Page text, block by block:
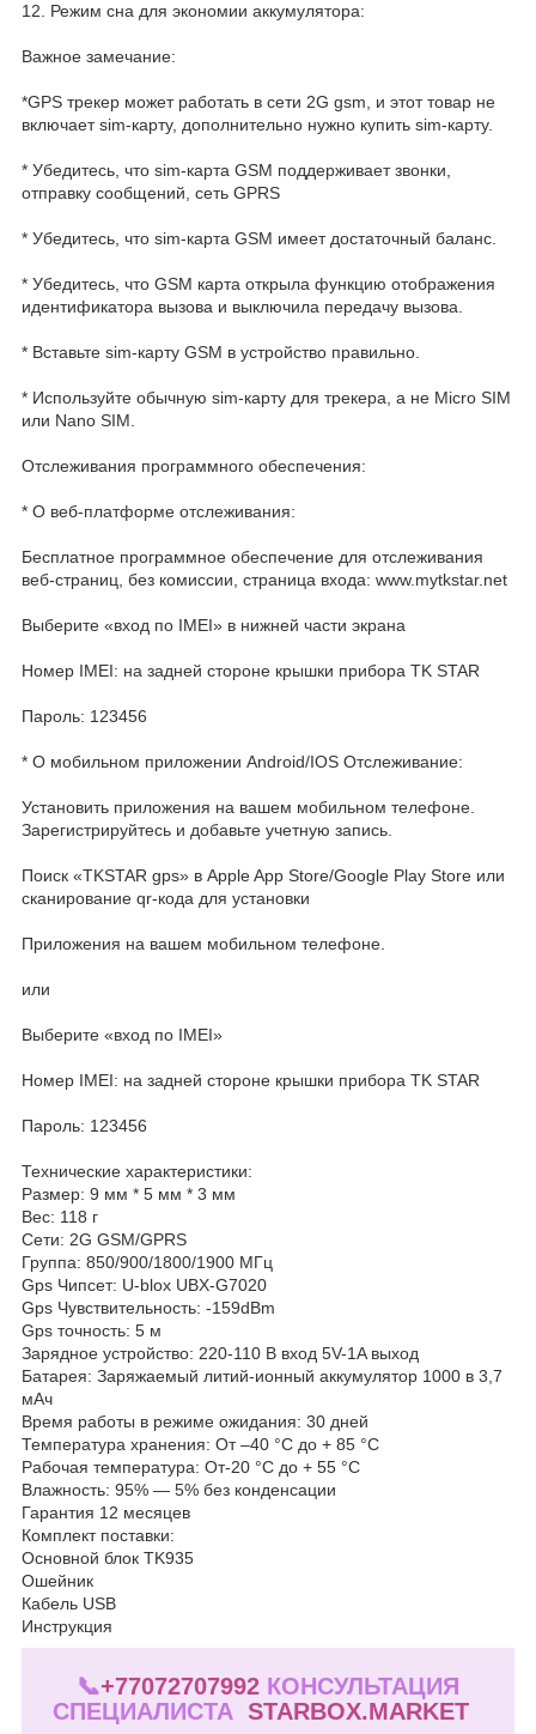
12. Режим сна для экономии аккумулятора:
Важное замечание:
*GPS трекер может работать в сети 2G gsm, и этот товар не
включает sim-карту, дополнительно нужно купить sim-карту.
* Убедитесь, что sim-карта GSM поддерживает звонки,
отправку сообщений, сеть GPRS
* Убедитесь, что sim-карта GSM имеет достаточный баланс.
* Убедитесь, что GSM карта открыла функцию отображения
идентификатора вызова и выключила передачу вызова.
* Вставьте sim-карту GSM в устройство правильно.
* Используйте обычную sim-карту для трекера, а не Micro SIM
или Nano SIM.
Отслеживания программного обеспечения:
* О веб-платформе отслеживания:
Бесплатное программное обеспечение для отслеживания
веб-страниц, без комиссии, страница входа: www.mytkstar.net
Выберите «вход по IMEI» в нижней части экрана
Номер IMEI: на задней стороне крышки прибора TK STAR
Пароль: 123456
* О мобильном приложении Android/IOS Отслеживание:
Установить приложения на вашем мобильном телефоне.
Зарегистрируйтесь и добавьте учетную запись.
Поиск «TKSTAR gps» в Apple App Store/Google Play Store или
сканирование qr-кода для установки
Приложения на вашем мобильном телефоне.
или
Выберите «вход по IMEI»
Номер IMEI: на задней стороне крышки прибора TK STAR
Пароль: 123456
Технические характеристики:
Размер: 9 мм * 5 мм * 3 мм
Вес: 118 г
Сети: 2G GSM/GPRS
Группа: 850/900/1800/1900 МГц
Gps Чипсет: U-blox UBX-G7020
Gps Чувствительность: -159dBm
Gps точность: 5 м
Зарядное устройство: 220-110 В вход 5V-1A выход
Батарея: Заряжаемый литий-ионный аккумулятор 1000 в 3,7
мАч
Время работы в режиме ожидания: 30 дней
Температура хранения: От –40 °C до + 85 °C
Рабочая температура: От-20 °C до + 55 °C
Влажность: 95% — 5% без конденсации
Гарантия 12 месяцев
Комплект поставки:
Основной блок TK935
Ошейник
Кабель USB
Инструкция
📞+77072707992 КОНСУЛЬТАЦИЯ
СПЕЦИАЛИСТА STARBOX.MARKET